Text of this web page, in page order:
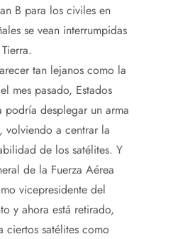
B para los civiles en
se vean interrumpidas
tan lejanos como la
mes pasado, Estados
podría desplegar un arma
volviendo a centrar la
de los satélites. Y
de la Fuerza Aérea
vicepresidente del
y ahora está retirado,
ciertos satélites como